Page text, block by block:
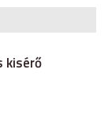
kisérő